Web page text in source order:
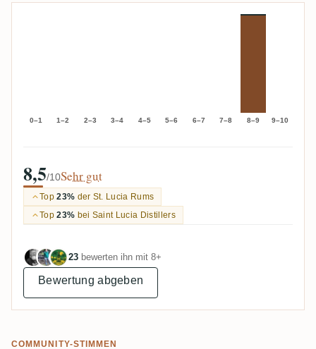
0–1 1–2 2–3 3–4 4–5 5–6 6–7 7–8 8–9 9–10
8,5/10Sehr gut
Top23% der St. Lucia Rums
Top23% bei Saint Lucia Distillers
23 bewerten ihn mit 8+
Bewertung abgeben
COMMUNITY-STIMMEN